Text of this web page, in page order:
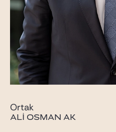
Ortak
ALI OSMAN AK